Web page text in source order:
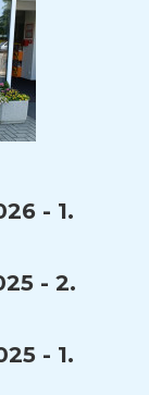
- 1.
- 2.
- 1.